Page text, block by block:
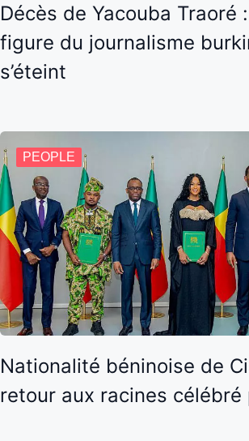
Décès de Yacouba Traoré
figure du journalisme
s’éteint
PEOPLE
Nationalité béninoise de
retour aux racines célébré